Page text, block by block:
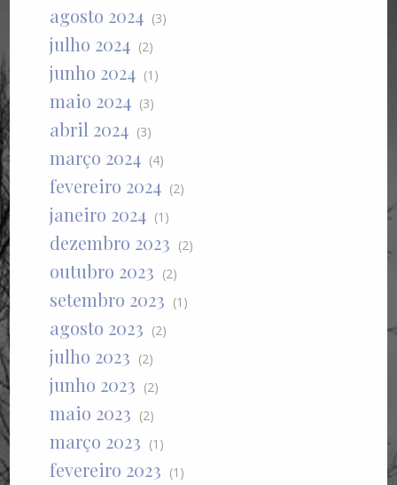
agosto 2024 (3)
julho 2024 (2)
junho 2024 (1)
maio 2024 (3)
abril 2024 (3)
março 2024 (4)
fevereiro 2024 (2)
janeiro 2024 (1)
dezembro 2023 (2)
outubro 2023 (2)
setembro 2023 (1)
agosto 2023 (2)
julho 2023 (2)
junho 2023 (2)
maio 2023 (2)
março 2023 (1)
fevereiro 2023 (1)